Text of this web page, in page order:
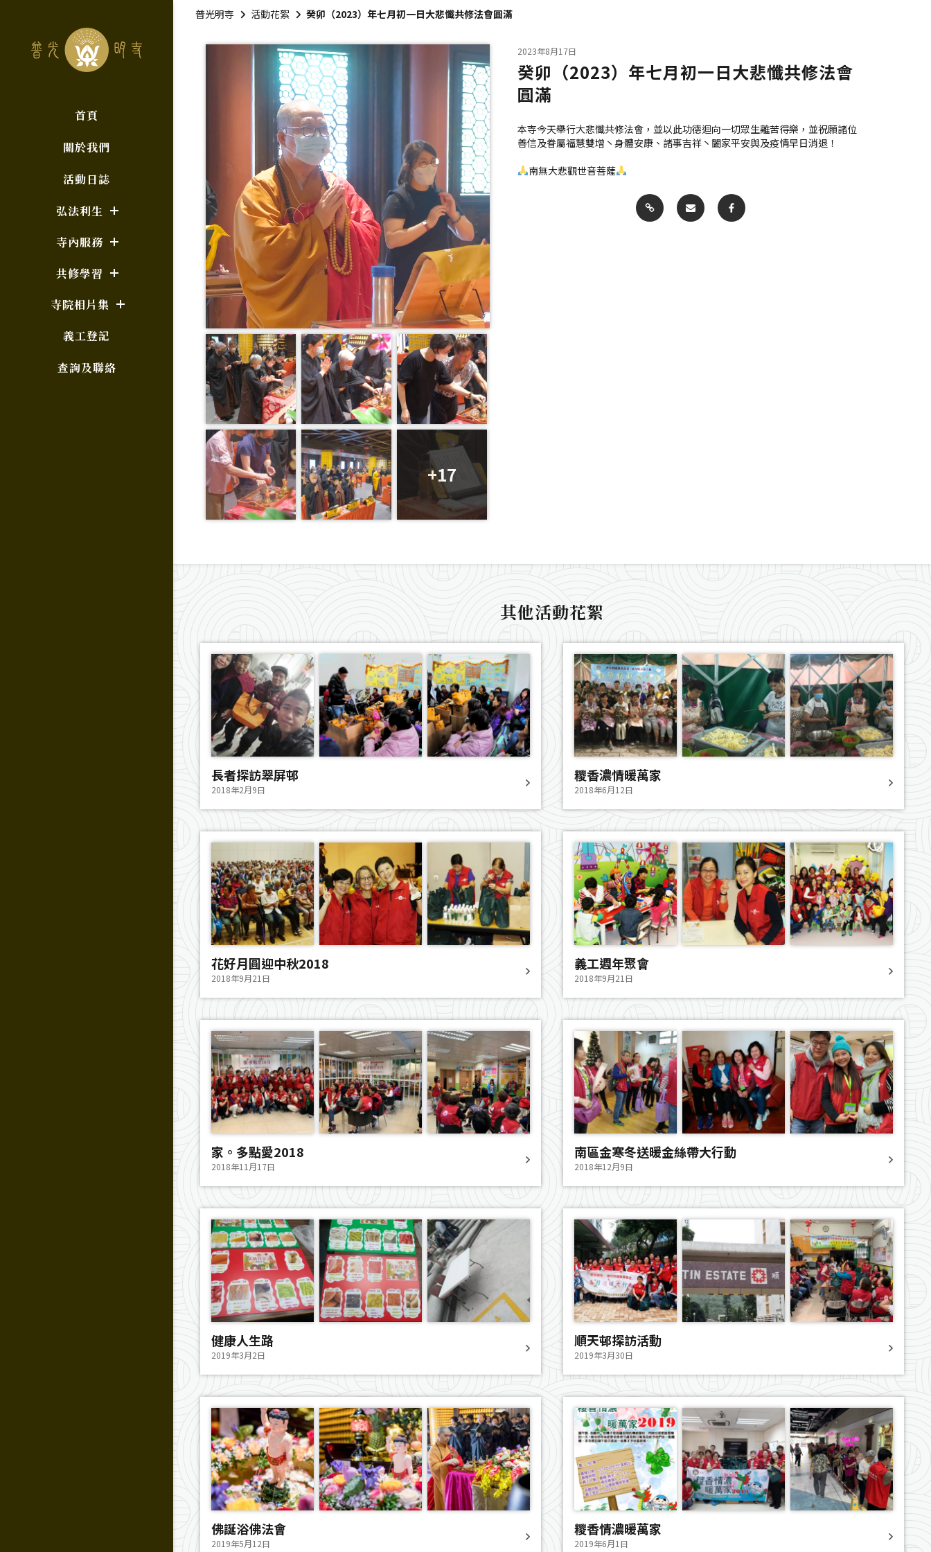
首頁
關於我們
活動日誌
弘法利生
寺內服務
共修學習
寺院相片集
義工登記
查詢及聯絡
普光明寺 活動花絮 癸卯（2023）年七月初一日大悲懺共修法會圓滿
+17
2023年8月17日
癸卯（2023）年七月初一日大悲懺共修法會
圓滿
本寺今天舉行大悲懺共修法會，並以此功德迴向一切眾生離苦得樂，並祝願諸位
善信及眷屬福慧雙增丶身體安康、諸事吉祥丶闔家平安與及疫情早日消退！
南無大悲觀世音菩薩
其他活動花絮
長者探訪翠屏邨
2018年2月9日
糭香濃情暖萬家
2018年6月12日
花好月圓迎中秋2018
2018年9月21日
義工週年聚會
2018年9月21日
家。多點愛2018
2018年11月17日
南區金寒冬送暖金絲帶大行動
2018年12月9日
健康人生路
2019年3月2日
順天邨探訪活動
2019年3月30日
佛誕浴佛法會
2019年5月12日
糭香情濃暖萬家
2019年6月1日